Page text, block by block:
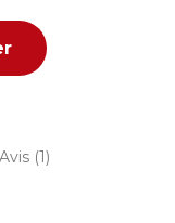
Avis (1)